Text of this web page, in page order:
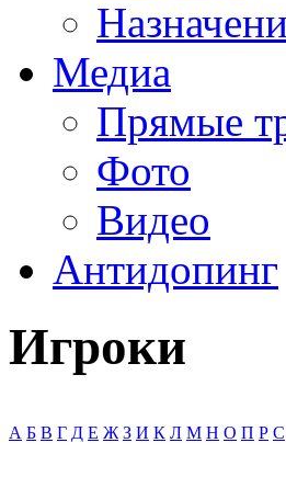
Медиа
Прямые
Фото
Видео
Антидопинг
Игроки
А Б В Г Д Е Ж З И К Л М Н О П Р С